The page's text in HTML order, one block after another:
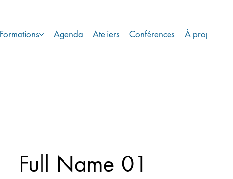
Formations Agenda Ateliers Conférences À propos
Full Name 01